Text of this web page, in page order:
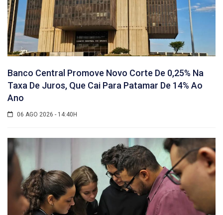
Banco Central Promove Novo Corte De 0,25% Na
Taxa De Juros, Que Cai Para Patamar De 14% Ao
Ano
06 AGO 2026 - 14:40H